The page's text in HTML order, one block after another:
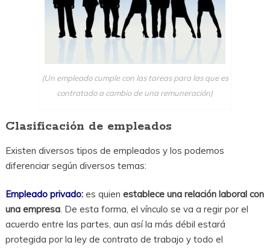
(Un empleado cumple con las tareas para las que es
contratado a cambio de una remuneración)
Clasificación de empleados
Existen diversos tipos de empleados y los podemos
diferenciar según diversos temas:
Empleado privado:es quien establece una relación laboral con
una empresa. De esta forma, el vínculo se va a regir por el
acuerdo entre las partes, aun así la más débil estará
protegida por la ley de contrato de trabajo y todo el